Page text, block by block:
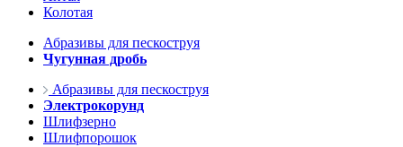
Колотая
Абразивы для пескоструя
Чугунная дробь
Абразивы для пескоструя
Электрокорунд
Шлифзерно
Шлифпорошок